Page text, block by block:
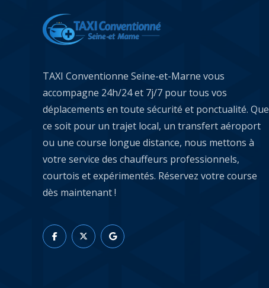
TAXI Conventionne Seine-et-Marne vous
accompagne 24h/24 et 7j/7 pour tous vos
déplacements en toute sécurité et ponctualité. Que
ce soit pour un trajet local, un transfert aéroport
ou une course longue distance, nous mettons à
votre service des chauffeurs professionnels,
courtois et expérimentés. Réservez votre course
dès maintenant !